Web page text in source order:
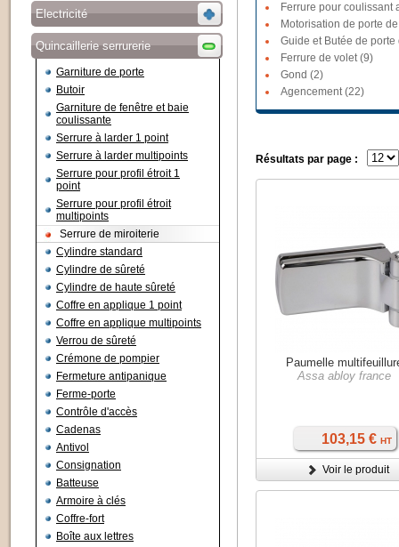
Electricité
Quincaillerie serrurerie
Garniture de porte
Butoir
Garniture de fenêtre et baie
coulissante
Serrure à larder 1 point
Serrure à larder multipoints
Serrure pour profil étroit 1
point
Serrure pour profil étroit
multipoints
Serrure de miroiterie
Cylindre standard
Cylindre de sûreté
Cylindre de haute sûreté
Coffre en applique 1 point
Coffre en applique multipoints
Verrou de sûreté
Crémone de pompier
Fermeture antipanique
Ferme-porte
Contrôle d'accès
Cadenas
Antivol
Consignation
Batteuse
Armoire à clés
Coffre-fort
Boîte aux lettres
Ferrure pour coulissant
Motorisation de porte
Guide et Butée de
Ferrure de volet (9)
Gond (2)
Agencement (22)
Résultats par page :
Paumelle
Assa abloy france
103,15 € HT
Voir le produit